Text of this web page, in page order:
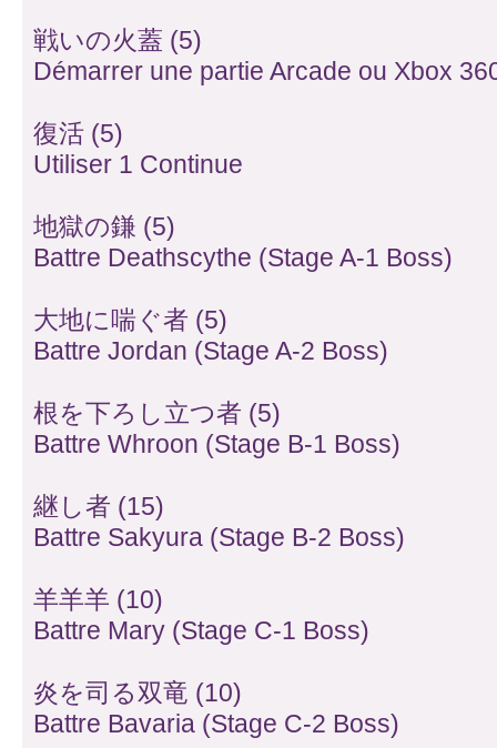
戦いの火蓋 (5)
Démarrer une partie Arcade ou Xbox
復活 (5)
Utiliser 1 Continue
地獄の鎌 (5)
Battre Deathscythe (Stage A-1 Boss)
大地に喘ぐ者 (5)
Battre Jordan (Stage A-2 Boss)
根を下ろし立つ者 (5)
Battre Whroon (Stage B-1 Boss)
継し者 (15)
Battre Sakyura (Stage B-2 Boss)
羊羊羊 (10)
Battre Mary (Stage C-1 Boss)
炎を司る双竜 (10)
Battre Bavaria (Stage C-2 Boss)